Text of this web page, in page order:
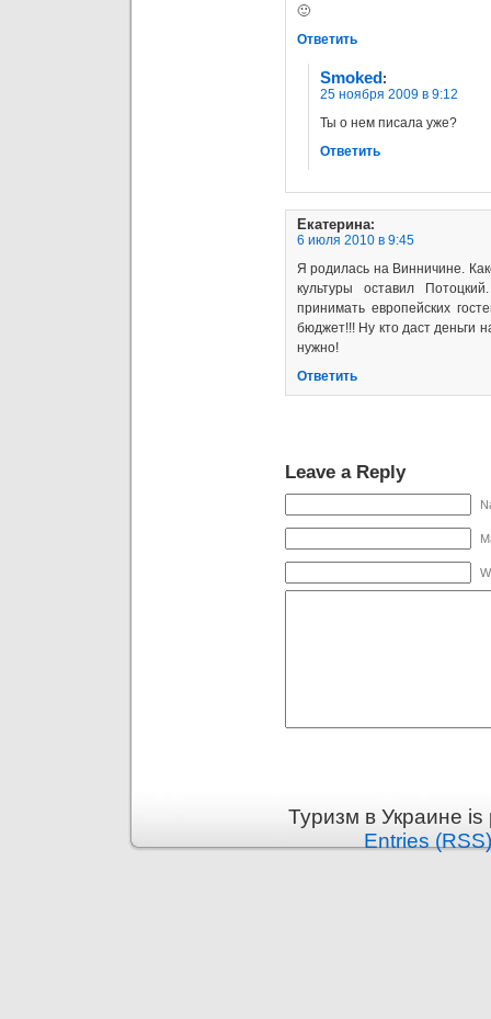
🙂
Ответить
Smoked:
25 ноября 2009 в 9:12
Ты о нем писала уже?
Ответить
Екатерина:
6 июля 2010 в 9:45
Я родилась на Винничине.
культуры оставил
принимать европейских
бюджет!!! Ну кто даст деньги
нужно!
Ответить
Leave a Reply
Туризм в Украине
Entries (RSS)